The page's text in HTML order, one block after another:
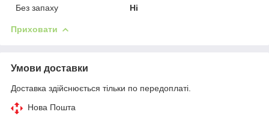
Без запаху Ні
Приховати
Умови доставки
Доставка здійснюється тільки по передоплаті.
Нова Пошта